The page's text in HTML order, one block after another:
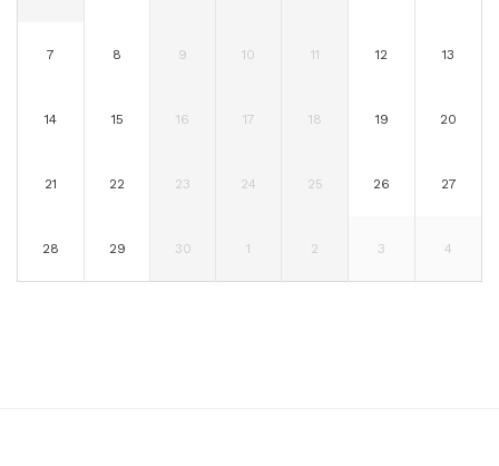
7 8 9 10 11 12 13
14 15 16 17 18 19 20
21 22 23 24 25 26 27
28 29 30 1 2 3 4